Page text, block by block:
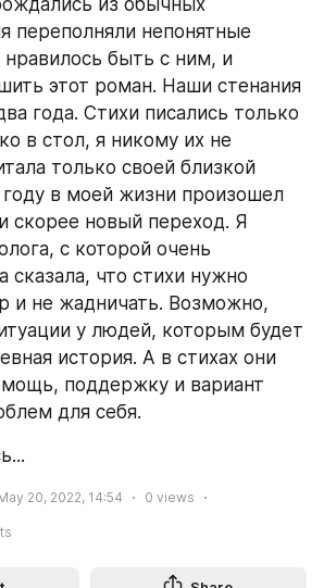
переполняли непонятные
нравилось быть с ним, и
этот роман. Наши стенания
года. Стихи писались только
в стол, я никому их не
только своей близкой
году в моей жизни произошел
скорее новый переход. Я
с которой очень
сказала, что стихи нужно
и не жадничать. Возможно,
у людей, которым будет
история. А в стихах они
поддержку и вариант
для себя.
20, 2022, 14:54 0 views